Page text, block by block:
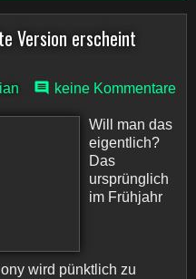
Version erscheint
keine Kommentare
Will man das
eigentlich?
Das
ursprünglich
im Frühjahr
wird pünktlich zu